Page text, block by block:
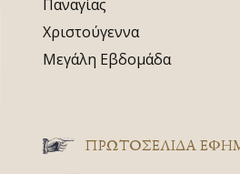
Παναγίας
Χριστούγεννα
Μεγάλη Εβδομάδα
ΠΡΩΤΟΣΈΛΙΔΑ